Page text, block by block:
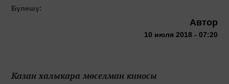
Бүлешү:
Автор
10 июля 2018 - 07:20
Казан халыкара мөселман киносы